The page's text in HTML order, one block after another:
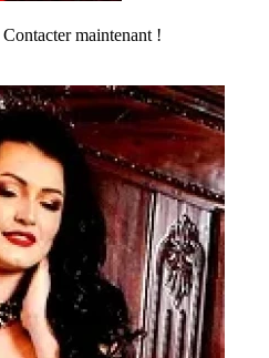
Contacter maintenant !